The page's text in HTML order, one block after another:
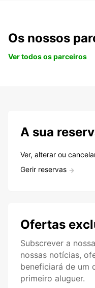
Os nossos
Ver todos os parceiros
A sua
Ver, alterar ou
Gerir reservas
Ofertas
Subscrever a
nossas notícias,
beneficiará de um
primeiro aluguer.